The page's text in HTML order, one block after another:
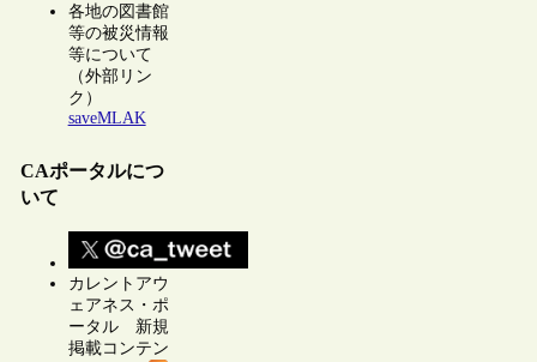
各地の図書館
等の被災情報
等について
（外部リン
ク）
saveMLAK
CAポータルにつ
いて
カレントアウ
ェアネス・ポ
ータル 新規
掲載コンテン